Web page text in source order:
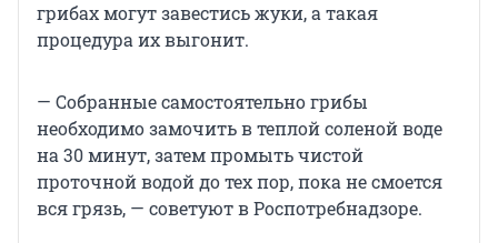
грибах могут завестись жуки, а такая
процедура их выгонит.
— Собранные самостоятельно грибы
необходимо замочить в теплой соленой воде
на 30 минут, затем промыть чистой
проточной водой до тех пор, пока не смоется
вся грязь, — советуют в Роспотребнадзоре.